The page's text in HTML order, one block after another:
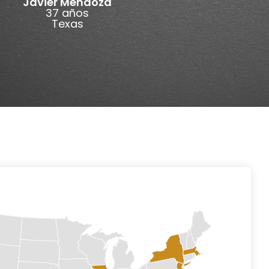
37 años
Texas